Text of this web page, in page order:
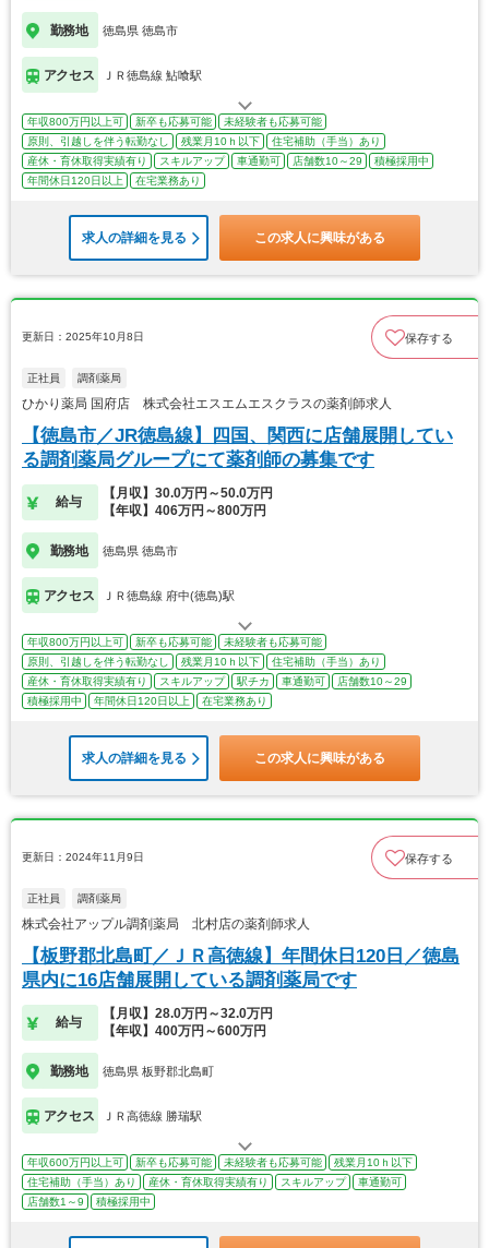
勤務地 徳島県 徳島市
アクセス ＪＲ徳島線 鮎喰駅
年収800万円以上可 新卒も応募可能
未経験者も応募可能
原則、引越しを伴う転勤なし
残業月10ｈ以下
住宅補助（手当）あり
産休・育休取得実績有り
スキルアップ 車通勤可 店舗数10～29
積極採用中
年間休日120日以上
在宅業務あり
求人の詳細を見る この求人に興味がある
更新日：2025年10月8日 保存する
正社員 調剤薬局
ひかり薬局 国府店 株式会社エスエムエスクラスの薬剤師求人
【徳島市／JR徳島線】四国、関西に店舗展開してい
る調剤薬局グループにて薬剤師の募集です
給与
【月収】30.0万円～50.0万円
【年収】406万円～800万円
勤務地 徳島県 徳島市
アクセス ＪＲ徳島線 府中(徳島)駅
年収800万円以上可 新卒も応募可能
未経験者も応募可能
原則、引越しを伴う転勤なし
残業月10ｈ以下
住宅補助（手当）あり
産休・育休取得実績有り
スキルアップ 駅チカ 車通勤可
店舗数10～29
積極採用中
年間休日120日以上 在宅業務あり
求人の詳細を見る この求人に興味がある
更新日：2024年11月9日 保存する
正社員 調剤薬局
株式会社アップル調剤薬局 北村店の薬剤師求人
【板野郡北島町／ＪＲ高徳線】年間休日120日／徳島
県内に16店舗展開している調剤薬局です
給与
【月収】28.0万円～32.0万円
【年収】400万円～600万円
勤務地 徳島県 板野郡北島町
アクセス ＪＲ高徳線 勝瑞駅
年収600万円以上可 新卒も応募可能 未経験者も応募可能
残業月10ｈ以下
住宅補助（手当）あり
産休・育休取得実績有り スキルアップ
車通勤可
店舗数1～9
積極採用中